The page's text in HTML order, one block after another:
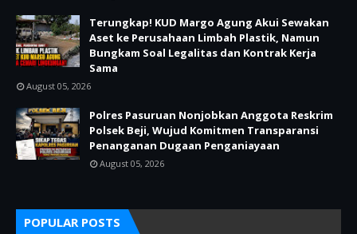
Terungkap! KUD Margo Agung Akui Sewakan
Aset ke Perusahaan Limbah Plastik, Namun
Bungkam Soal Legalitas dan Kontrak Kerja
Sama
August 05, 2026
Polres Pasuruan Nonjobkan Anggota Reskrim
Polsek Beji, Wujud Komitmen Transparansi
Penanganan Dugaan Penganiayaan
August 05, 2026
POPULAR POSTS